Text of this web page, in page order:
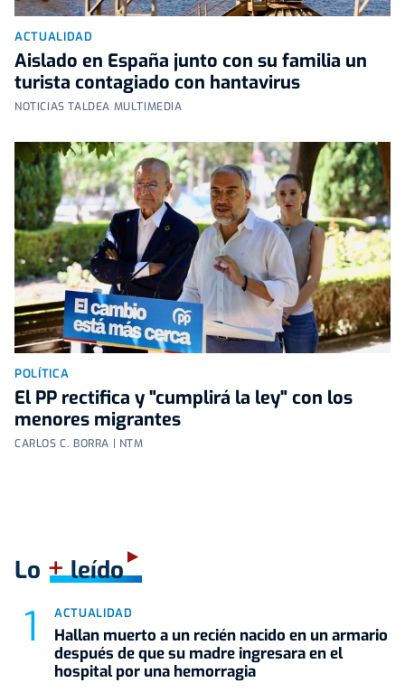
ACTUALIDAD
Aislado en España junto con su familia un
turista contagiado con hantavirus
NOTICIAS TALDEA MULTIMEDIA
POLÍTICA
El PP rectifica y "cumplirá la ley" con los
menores migrantes
CARLOS C. BORRA | NTM
Lo +leído
ACTUALIDAD
Hallan muerto a un recién nacido en un armario
después de que su madre ingresara en el
hospital por una hemorragia